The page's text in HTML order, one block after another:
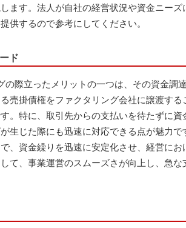
ます。法人が自社の経営状況や資金ニー
供するので参考にしてください。
ド
の際立ったメリットの一つは、その資金調
売掛債権をファクタリング会社に譲渡す
。特に、取引先からの支払いを待たずに
生じた際にも迅速に対応できる点が魅力
、資金繰りを迅速に安定化させ、経営に
て、事業運営のスムーズさが向上し、急